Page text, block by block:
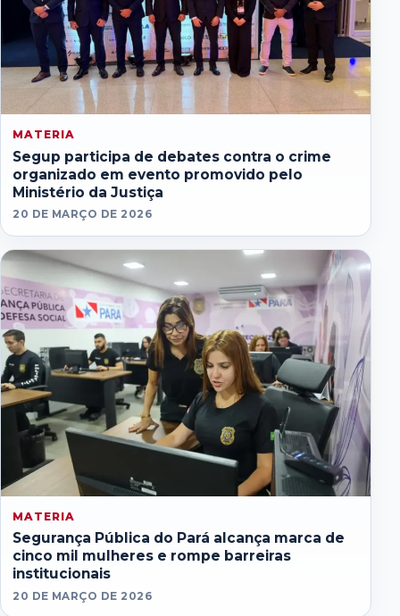
MATERIA
Segup participa de debates contra o crime
organizado em evento promovido pelo
Ministério da Justiça
20 DE MARÇO DE 2026
MATERIA
Segurança Pública do Pará alcança marca de
cinco mil mulheres e rompe barreiras
institucionais
20 DE MARÇO DE 2026